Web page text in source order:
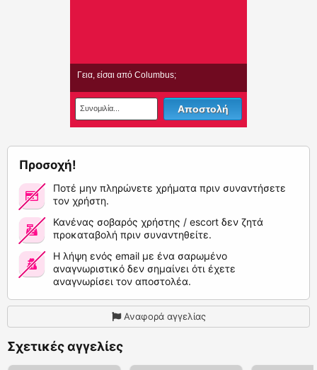
Προσοχή!
Ποτέ μην πληρώνετε χρήματα πριν συναντήσετε
τον χρήστη.
Κανένας σοβαρός χρήστης / escort δεν ζητά
προκαταβολή πριν συναντηθείτε.
Η λήψη ενός email με ένα σαρωμένο
αναγνωριστικό δεν σημαίνει ότι έχετε
αναγνωρίσει τον αποστολέα.
Αναφορά αγγελίας
Σχετικές αγγελίες